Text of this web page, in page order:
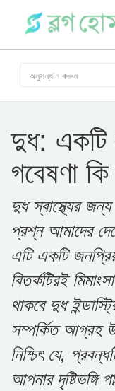
দুধ: একটি
গবেষণা
দুধ স্বাস্থ্যের
প্রশ্ন আমাদের
এটি একটি
বিতর্কটিরই
থাকবে দুধ
সম্পর্কিত আগ্রহ
নিশ্চিৎ যে,
আপনার দৃষ্টিভঙ্গি